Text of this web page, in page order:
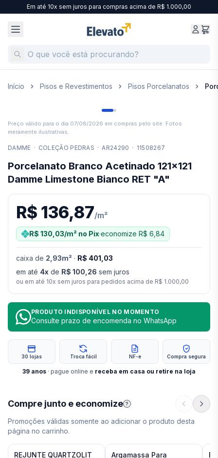
Em até 10x sem juros para compras acima de R$ 1.000,00
Início Pisos e Revestimentos Pisos Porcelanatos
Preço válido para o dia 07/08/2026 em compras pelo site. Fotos
meramente ilustrativas.
Compre junto e economize ?
Promoções válidas somente ao adicionar o produto desta
página no carrinho.
REJUNTE QUARTZOLIT
Argamassa Para
DAMME · COLEÇÃO PEDRAS · AR24290 · 11508267
Porcelanato Branco Acetinado 121x121
Damme Limestone Bianco RET "A"
R$ 136,87/m²
R$ 130,03/m² no Pix·economize R$ 6,84
caixa de 2,93m² · R$ 401,03
em até 4x de R$ 100,26 sem juros
ou em até 10x sem juros para pedidos acima de R$ 1.000,00
PRODUTO INDISPONÍVEL NO MOMENTO
Consulte prazo de encomenda no WhatsApp
30 lojas Troca fácil NF-e Compra segura
39 anos · pague online e receba em casa ou retire na loja